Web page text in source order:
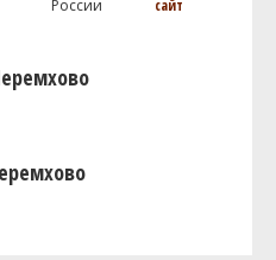
России
сайт